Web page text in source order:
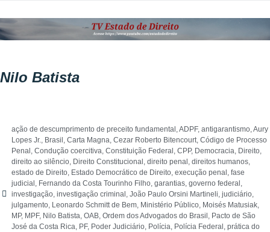
Nilo Batista
ação de descumprimento de preceito fundamental ,ADPF, antigarantismo,Aury
Lopes Jr., Brasil , Carta Magna, Cezar Roberto Bitencourt, Código de Processo
Penal , Condução coercitiva, Constituição Federal , CPP, Democracia, Direito,
direito ao silêncio, Direito Constitucional , direito penal , direitos humanos,
estado de Direito, Estado Democrático de Direito, execução penal , fase
judicial , Fernando da Costa Tourinho Filho, garantias, governo federal ,
investigação, investigação criminal , João Paulo Orsini Martineli, judiciário,
julgamento, Leonardo Schmitt de Bem, Ministério Público, Moisés Matusiak,
MP, MPF, Nilo Batista, OAB, Ordem dos Advogados do Brasil , Pacto de São
José da Costa Rica, PF, Poder Judiciário, Polícia, Polícia Federal , prática do